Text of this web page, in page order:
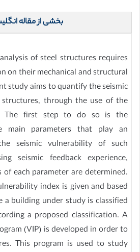
بخشی از مقاله
of steel structures requires
on their mechanical and structural
study aims to quantify the seismic
through the use of the
The first step to do so is the
main parameters that play an
seismic vulnerability of such
seismic feedback experience,
each parameter are determined.
index is given and based
a building under study is classified
a proposed classification. A
(VIP) is developed in order to
This program is used to study